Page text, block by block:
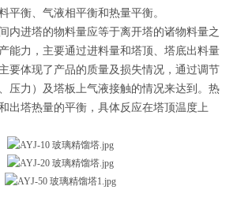
平衡、气液相平衡和热量平衡。
内进塔的物料量应等于离开塔的诸物料量之
能力，主要通过进料量和塔顶、塔底出料量
要体现了产品的质量及损失情况，通过调节
压力）及塔板上气液接触的情况来达到。热
出塔热量的平衡，具体反应在塔顶温度上